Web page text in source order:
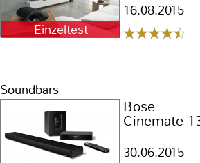
Einzeltest
16.08.2015
Soundbars
Bose
Cinemate
30.06.2015